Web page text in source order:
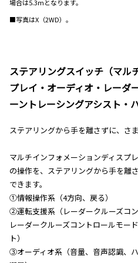
場合は5.3mとなります。
■写真はX（2WD）。
ステアリングスイッチ（マル
プレイ・オーディオ・レーダ
ーントレーシングアシスト・
ステアリングから手を離さずに、さ
マルチインフォメーションディスプ
の操作を、ステアリングから手を離
できます。
①情報操作系（4方向、戻る）
②運転支援系（レーダークルーズコ
レーダークルーズコントロールモー
ト）
③オーディオ系（音量、音声認識、